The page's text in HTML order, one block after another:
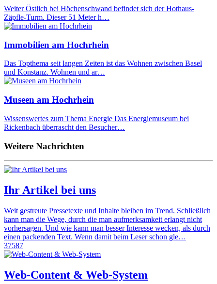
Weiter Östlich bei Höchenschwand befindet sich der Hothaus-
Zäpfle-Turm. Dieser 51 Meter h…
Immobilien am Hochrhein
Das Topthema seit langen Zeiten ist das Wohnen zwischen Basel
und Konstanz. Wohnen und ar…
Museen am Hochrhein
Wissenswertes zum Thema Energie Das Energiemuseum bei
Rickenbach überrascht den Besucher…
Weitere Nachrichten
Ihr Artikel bei uns
Weit gestreute Pressetexte und Inhalte bleiben im Trend. Schließlich
kann man die Wege, durch die man aufmerksamkeit erlangt nicht
vorhersagen. Und wie kann man besser Interesse wecken, als durch
einen packenden Text. Wenn damit beim Leser schon gle…
37587
Web-Content & Web-System